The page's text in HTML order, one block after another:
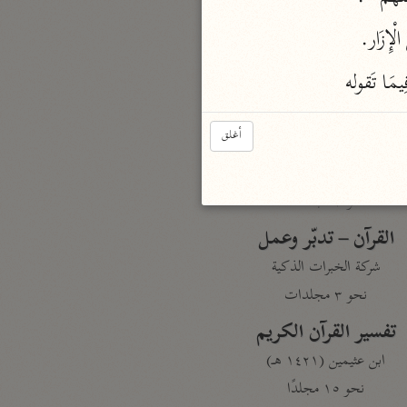
تيسير الكريم الرحمن
السعدي (١٣٧٦ هـ)
نحو ٤ مجلدات
نحو ٣ مجلدات
القرآن – تدبّر وعمل
شركة الخبرات الذكية
نحو ٣ مجلدات
تفسير القرآن الكريم
ابن عثيمين (١٤٢١ هـ)
نحو ١٥ مجلدًا
تَقوله
أغلق